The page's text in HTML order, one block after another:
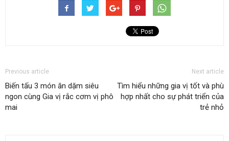
Previous article
Biến tấu 3 món ăn dặm siêu
ngon cùng Gia vị rắc cơm vị phô
mai
Next article
Tìm hiểu những gia vị tốt và phù
hợp nhất cho sự phát triển của
trẻ nhỏ